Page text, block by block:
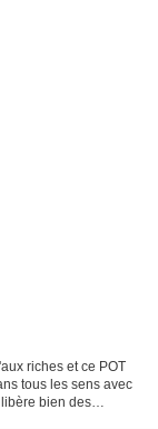
riches et ce POT
tous les sens avec
bien des